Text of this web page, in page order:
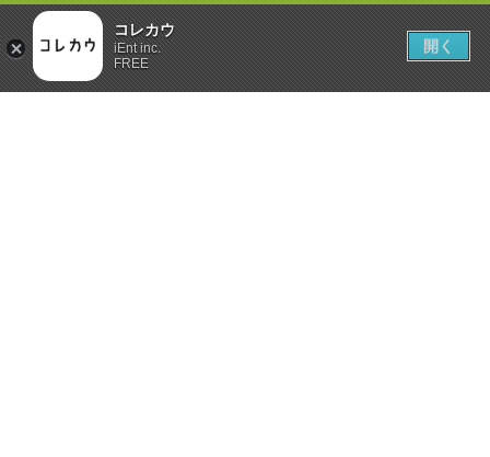
コレカウ
iEnt inc.
FREE
開く